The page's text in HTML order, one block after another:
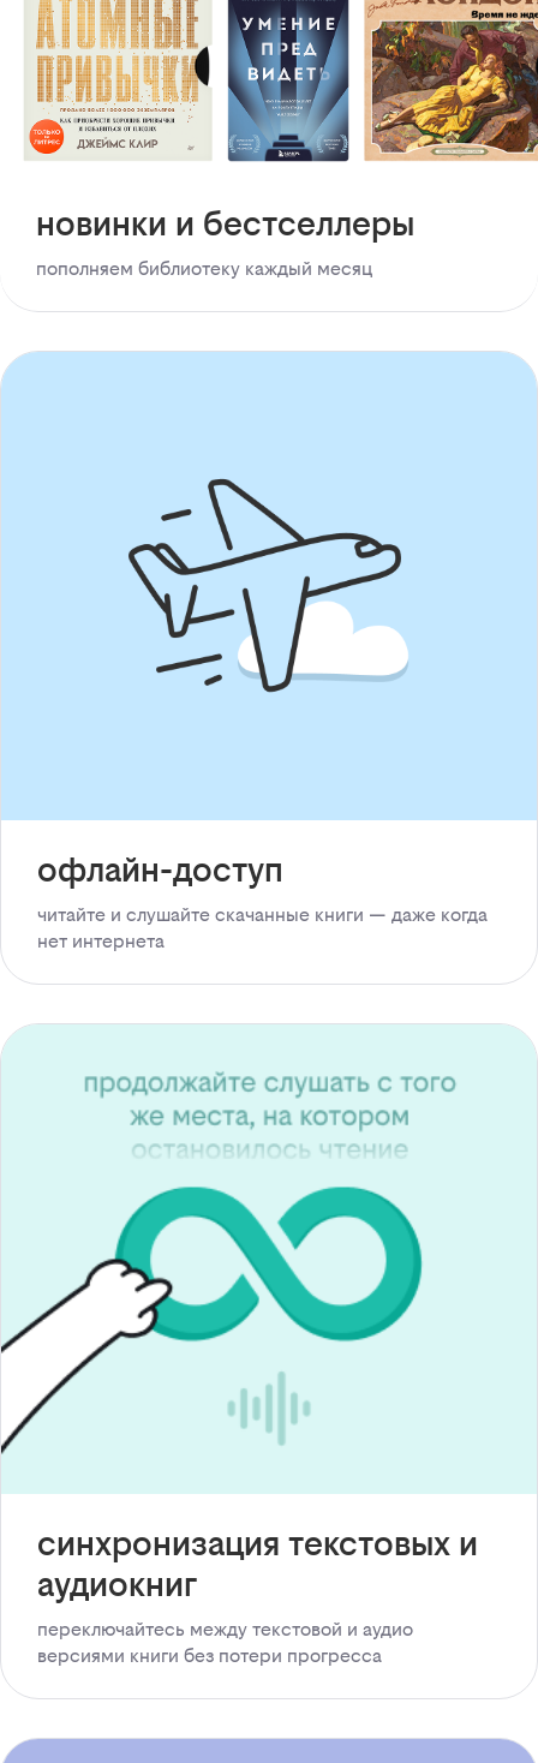
новинки и бестселлеры
пополняем библиотеку каждый месяц
офлайн-доступ
читайте и слушайте скачанные книги — даже когда
нет интернета
синхронизация текстовых и
аудиокниг
переключайтесь между текстовой и аудио
версиями книги без потери прогресса